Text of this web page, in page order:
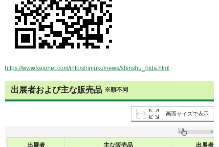
https://www.keionet.com/info/shinjuku/news/shinshu_hida.html
出展者および主な販売品 ※順不同
画面サイズで表示
出展者 主な販売品 出展者